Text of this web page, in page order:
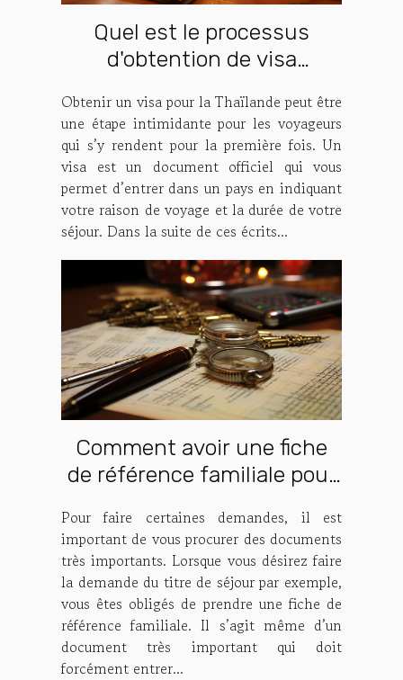
Quel est le processus
d'obtention de visa
Obtenir un visa pour la Thaïlande peut être
une étape intimidante pour les voyageurs
qui s’y rendent pour la première fois. Un
visa est un document officiel qui vous
permet d’entrer dans un pays en indiquant
votre raison de voyage et la durée de votre
séjour. Dans la suite de ces écrits...
Comment avoir une fiche
de référence familiale pour
séjour ?
Pour faire certaines demandes, il est
important de vous procurer des documents
très importants. Lorsque vous désirez faire
la demande du titre de séjour par exemple,
vous êtes obligés de prendre une fiche de
référence familiale. Il s’agit même d’un
document très important qui doit
forcément entrer...